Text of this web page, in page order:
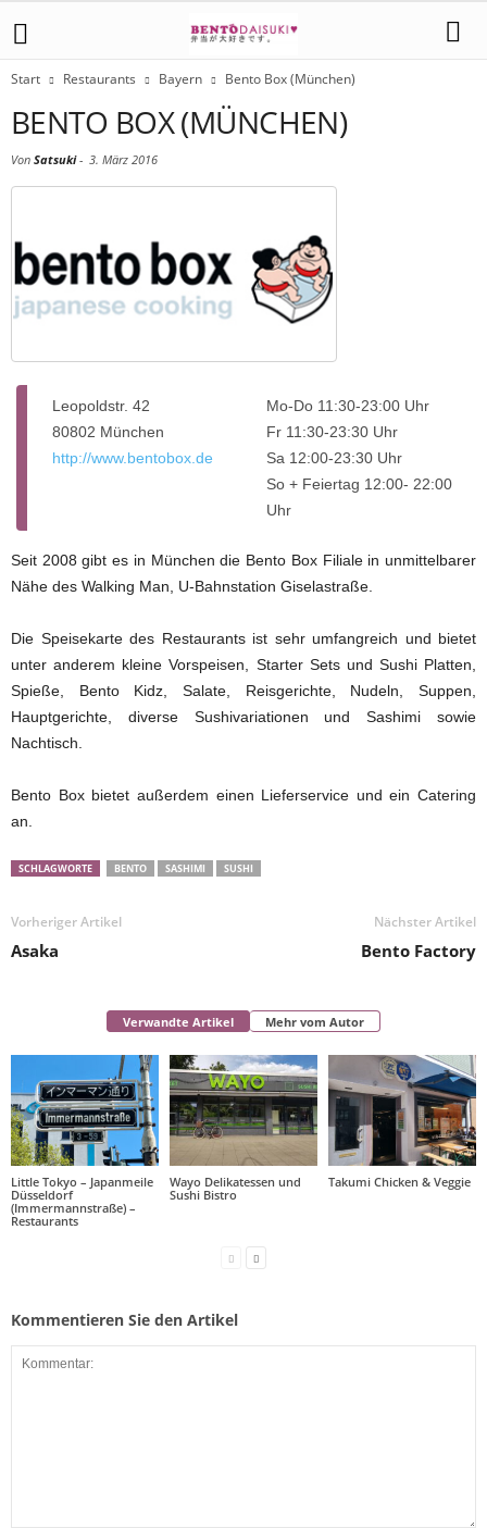
Start Restaurants Bayern Bento Box (München)
BENTO BOX (MÜNCHEN)
Von Satsuki- 3. März 2016
Leopoldstr. 42
80802 München
http://www.bentobox.de
Mo-Do 11:30-23:00 Uhr
Fr 11:30-23:30 Uhr
Sa 12:00-23:30 Uhr
So + Feiertag 12:00- 22:00
Uhr
Seit 2008 gibt es in München die Bento Box Filiale in unmittelbarer
Nähe des Walking Man, U-Bahnstation Giselastraße.
Die Speisekarte des Restaurants ist sehr umfangreich und bietet
unter anderem kleine Vorspeisen, Starter Sets und Sushi Platten,
Spieße, Bento Kidz, Salate, Reisgerichte, Nudeln, Suppen,
Hauptgerichte, diverse Sushivariationen und Sashimi sowie
Nachtisch.
Bento Box bietet außerdem einen Lieferservice und ein Catering
an.
SCHLAGWORTE BENTO SASHIMI SUSHI
Vorheriger Artikel
Asaka
Nächster Artikel
Bento Factory
Verwandte Artikel Mehr vom Autor
Little Tokyo – Japanmeile
Düsseldorf
(Immermannstraße) –
Restaurants
Wayo Delikatessen und
Sushi Bistro
Takumi Chicken & Veggie
Kommentieren Sie den Artikel